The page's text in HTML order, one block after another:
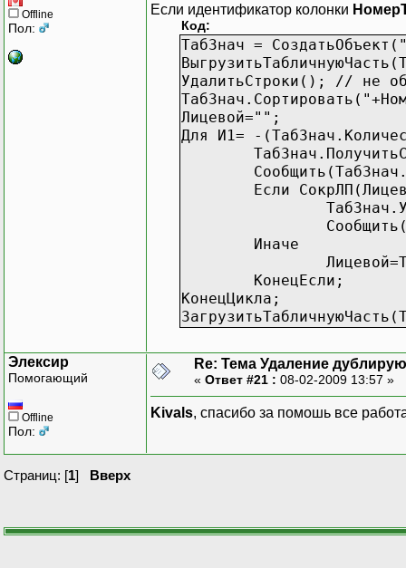
Offline
Пол:
Если идентификатор колонки
Код:
ТабЗнач =
УдалитьСтроки(); // не
Лицевой="";
Для И1= -
Если
Иначе
КонецЕсли;
КонецЦикла;
Элексир
Помогающий
Offline
Пол:
Re: Тема Удаление
« Ответ #21 : 08-02-2009 13:57 »
Kivals, спасибо за помошь все
Страниц: [1] Вверх